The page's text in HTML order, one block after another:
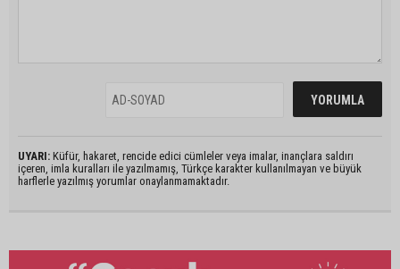
UYARI: Küfür, hakaret, rencide edici cümleler veya imalar, inançlara saldırı
içeren, imla kuralları ile yazılmamış, Türkçe karakter kullanılmayan ve büyük
harflerle yazılmış yorumlar onaylanmamaktadır.